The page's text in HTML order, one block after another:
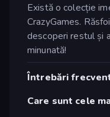
Există o colecție
CrazyGames.
descoperi restul și
minunată!
Întrebări
Care sunt cele